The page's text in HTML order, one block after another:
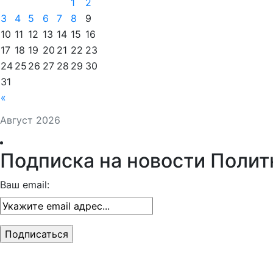
Август 2026
«
1
2
3
4 5 6 7 8
9
10 11 12 13 14 15 16
17 18 19 20 21 22 23
24 25 26 27 28 29 30
31
Подписка на новости
Ваш email: